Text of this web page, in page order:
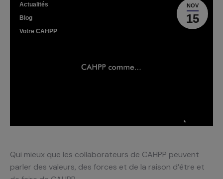
NOV
15
Actualités
Blog
Votre CAHPP
Qui mieux que les collaborateurs de CAHPP peuvent
parler des valeurs, des forces et de la raison d’être et